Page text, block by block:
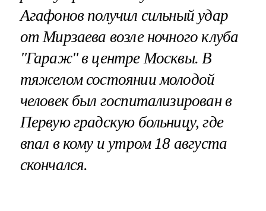
Агафонов получил сильный удар
от Мирзаева возле ночного клуба
"Гараж" в центре Москвы. В
тяжелом состоянии молодой
человек был госпитализирован в
Первую градскую больницу, где
впал в кому и утром 18 августа
скончался.